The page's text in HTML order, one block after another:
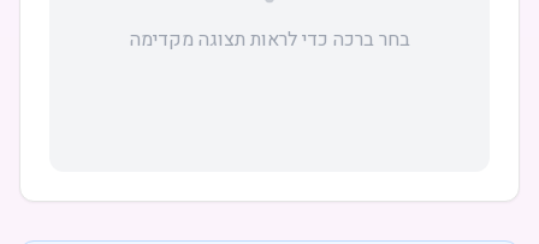
בחר ברכה כדי לראות תצוגה מקדימה